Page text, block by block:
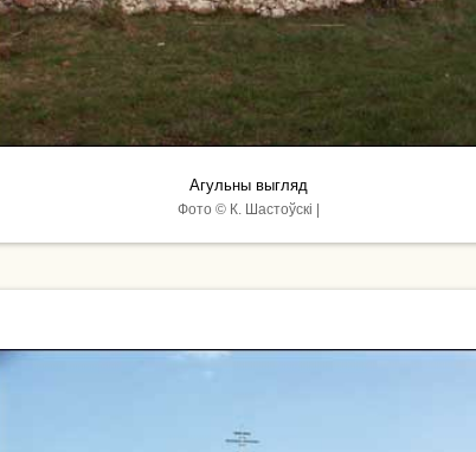
Агульны выгляд
Фото © К. Шастоўскі |